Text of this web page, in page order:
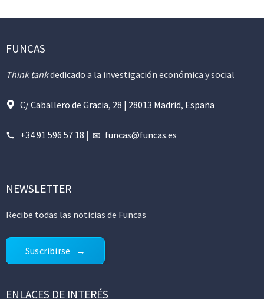
FUNCAS
Think tankdedicado a la investigación económica y social
C/ Caballero de Gracia, 28 | 28013 Madrid, España
+34 91 596 57 18 | funcas@funcas.es
NEWSLETTER
Recibe todas las noticias de Funcas
Suscribirse
ENLACES DE INTERÉS